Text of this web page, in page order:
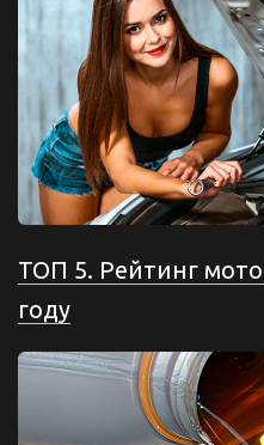
ТОП 5. Рейтинг
году